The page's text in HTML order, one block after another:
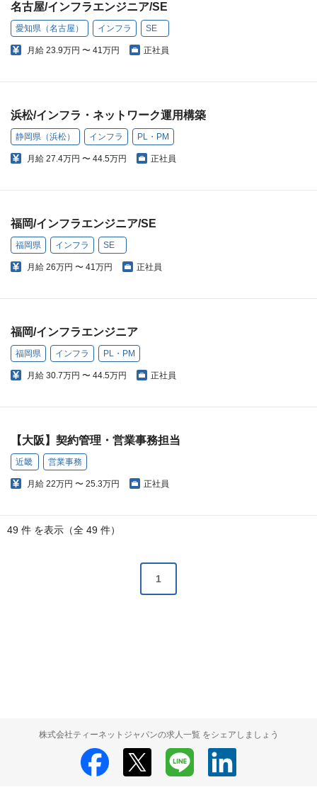
名古屋/インフラエンジニア/SE
愛知県（名古屋） インフラ SE
月給 23.9万円 〜 41万円 正社員
浜松/インフラ・ネットワーク運用構築
静岡県（浜松） インフラ PL・PM
月給 27.4万円 〜 44.5万円 正社員
福岡/インフラエンジニア/SE
福岡県 インフラ SE
月給 26万円 〜 41万円 正社員
福岡/インフラエンジニア
福岡県 インフラ PL・PM
月給 30.7万円 〜 44.5万円 正社員
【大阪】契約管理・営業事務担当
近畿 営業事務
月給 22万円 〜 25.3万円 正社員
49 件 を表示（全 49 件）
1
株式会社ティーネットジャパンの求人一覧 をシェアしましょう